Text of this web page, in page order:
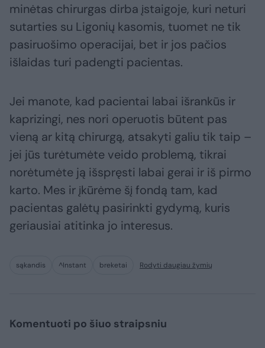
minėtas chirurgas dirba įstaigoje, kuri neturi
sutarties su Ligonių kasomis, tuomet ne tik
pasiruošimo operacijai, bet ir jos pačios
išlaidas turi padengti pacientas.
Jei manote, kad pacientai labai išrankūs ir
kaprizingi, nes nori operuotis būtent pas
vieną ar kitą chirurgą, atsakyti galiu tik taip –
jei jūs turėtumėte veido problemą, tikrai
norėtumėte ją išspręsti labai gerai ir iš pirmo
karto. Mes ir įkūrėme šį fondą tam, kad
pacientas galėtų pasirinkti gydymą, kuris
geriausiai atitinka jo interesus.
sąkandis ^Instant breketai Rodyti daugiau žymių
Komentuoti po šiuo straipsniu